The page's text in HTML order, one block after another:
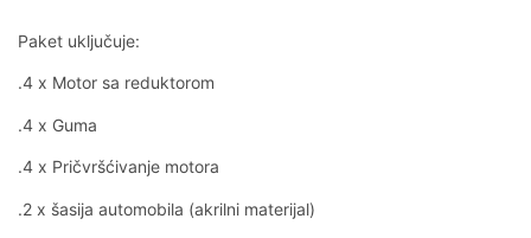
Paket uključuje:
.4 x Motor sa reduktorom
.4 x Guma
.4 x Pričvršćivanje motora
.2 x šasija automobila (akrilni materijal)